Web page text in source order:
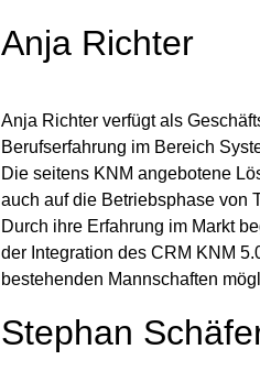
Anja Richter
Anja Richter verfügt als
Berufserfahrung im Bereich
Die seitens KNM angebotene
auch auf die Betriebsphase von
Durch ihre Erfahrung im Markt
der Integration des CRM KNM
bestehenden Mannschaften
Stephan